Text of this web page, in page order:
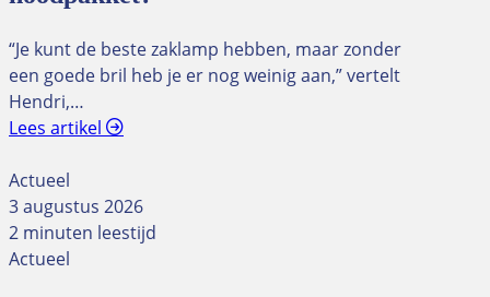
“Je kunt de beste zaklamp hebben, maar zonder
een goede bril heb je er nog weinig aan,” vertelt
Hendri,…
Lees artikel
Actueel
3 augustus 2026
2 minuten leestijd
Actueel